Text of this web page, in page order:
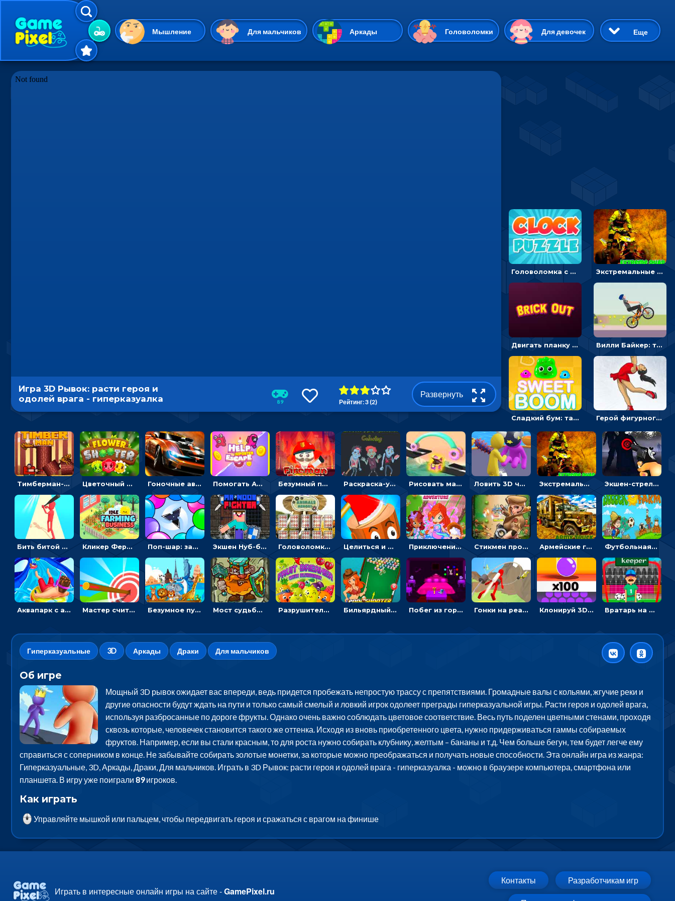
Мышление Для мальчиков Аркады Головоломки Для девочек
Гиперказуальные Казуальные Веселые 3D Приключения
Еще
Головоломка с часами для детей: читать время по циферблату Экстремальные пазлы с квадроциклами: собирать крутые тачки
Двигать планку и бить шариком по цветным блокам - гиперказуальная Вилли Байкер: трюки на велосипеде - гонки
Сладкий бум: тапнуть, чтобы взорвать желейки - головоломка Герой фигурного катания - спортивные соревнования онлайн
Игра 3D Рывок: расти героя и
одолей врага - гиперказуалка
89 Рейтинг: 3 (2)
Развернуть
Тимберман-дровосек: меняй сторону и руби дерево Цветочный шутер: стрелять пчелками по цветам Гоночные авто в пазлах: разбей картинку и собери снова Помогать Амонг Ас бежать из комнаты через преграды - приключения Безумный пожарный: направлять шланг, чтобы тушить горящие бревна Раскраска-ужастик: разукрась зомби и скелетов Рисовать машину и выигрывать гонку - для мальчиков Ловить 3D человечком своего цвета и собирать драгоценности - гиперказуалка Экстремальные пазлы с квадроциклами: собирать крутые тачки Экшен-стрелялка по зомби: целиться и попадать в бегущих монстров
Бить битой по шарику, чтобы сбивать кубики с буквами на пути к финишу - 3D Кликер Фермерский бизнес: расти овощи, чтобы богатеть Поп-шар: запускать колючку, чтобы лопать воздушные шарики Экшен Нуб-боец: прыгать через препятствия или бить врагов мечом Головоломка с животными: переворачивать карточки, чтобы находить пару Целиться и метать топор в 3D мишени Приключения Клуба Винкс: менять дорожки, чтобы собирать кристаллы Стикмен против Зомби: стрелять в зомби и развивать воина Армейские грузовики в пазлах: собери военную машину Футбольная ферма: бей по мячу, чтобы забивать в ворота и ловить звезды
Аквапарк с акулами: жми, чтобы лететь к финишу по волнам Мастер считать стрелы: увеличивать запас, чтобы поразить больше целей Безумное путешествие друзей по миру: собирать пазлы из фото с животными Мост судьбы: прыгать по платформам и бить молотом орков Разрушитель фруктов: стрелять ягодами по ананасам Бильярдный пул: стрелять шариками, чтобы взрывать одинаковые Побег из горной деревни: решай головоломки, чтобы открыть ворота Гонки на реактивном ранце: избегать преград, чтобы лететь к финишу Клонируй 3D шарики и сливай их в воронку Вратарь на футбольном поле: тапай, чтобы отбивать мячи в воротах ногами и руками - спортивные
Гиперказуальные 3D Аркады Драки Для мальчиков
Об игре
Мощный 3D рывок ожидает вас впереди, ведь придется пробежать непростую трассу с препятствиями. Громадные валы с кольями, жгучие реки и
другие опасности будут ждать на пути и только самый смелый и ловкий игрок одолеет преграды гиперказуальной игры. Расти героя и одолей врага,
используя разбросанные по дороге фрукты. Однако очень важно соблюдать цветовое соответствие. Весь путь поделен цветными стенами, проходя
сквозь которые, человечек становится такого же оттенка. Исходя из вновь приобретенного цвета, нужно придерживаться гаммы собираемых
фруктов. Например, если вы стали красным, то для роста нужно собирать клубнику, желтым – бананы и т.д. Чем больше бегун, тем будет легче ему
справиться с соперником в конце. Не забывайте собирать золотые монетки, за которые можно преображаться и получать новые способности. Эта онлайн игра из жанра:
Гиперказуальные, 3D, Аркады, Драки, Для мальчиков. Играть в 3D Рывок: расти героя и одолей врага - гиперказуалка - можно в браузере компьютера, смартфона или
планшета. В игру уже поиграли 89игроков.
Как играть
Управляйте мышкой или пальцем, чтобы передвигать героя и сражаться с врагом на финише
Играть в интересные онлайн игры на сайте -GamePixel.ru
Контакты Разработчикам игр